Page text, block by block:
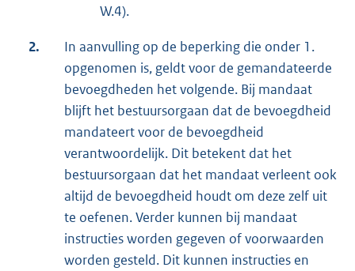
W.4).
2.
In aanvulling op de beperking die onder 1.
opgenomen is, geldt voor de gemandateerde
bevoegdheden het volgende. Bij mandaat
blijft het bestuursorgaan dat de bevoegdheid
mandateert voor de bevoegdheid
verantwoordelijk. Dit betekent dat het
bestuursorgaan dat het mandaat verleent ook
altijd de bevoegdheid houdt om deze zelf uit
te oefenen. Verder kunnen bij mandaat
instructies worden gegeven of voorwaarden
worden gesteld. Dit kunnen instructies en